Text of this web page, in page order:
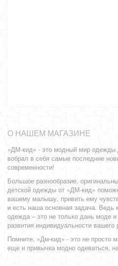
О НАШЕМ МАГАЗИНЕ
«ДМ-кид» - это модный мир одежды
вобрал в себя самые последние
современности!
Большое разнообразие,
детской одежды от «ДМ-кид»
вашему малышу, привить ему
и есть наша основная задача. Ведь
одежда – это не только дань моде
развития индивидуальности вашего
Помните, «Дм-кид» - это не просто
еще и привычка модно одеваться,